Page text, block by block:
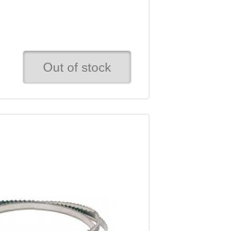
Out of stock